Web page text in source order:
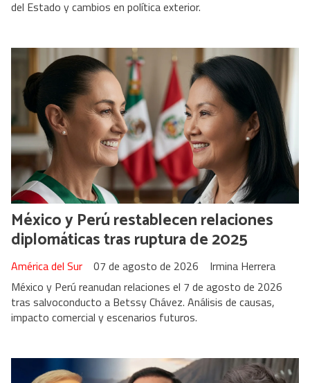
del Estado y cambios en política exterior.
México y Perú restablecen relaciones
diplomáticas tras ruptura de 2025
Irmina Herrera
América del Sur
07 de agosto de 2026
México y Perú reanudan relaciones el 7 de agosto de 2026
tras salvoconducto a Betssy Chávez. Análisis de causas,
impacto comercial y escenarios futuros.